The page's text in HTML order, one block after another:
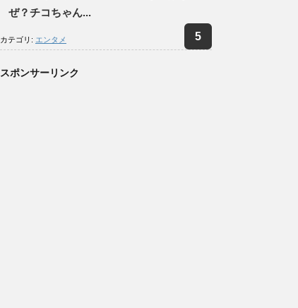
ぜ？チコちゃん...
カテゴリ: エンタメ
スポンサーリンク